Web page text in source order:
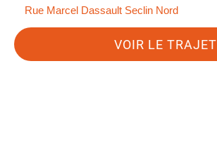
Rue Marcel Dassault Seclin Nord
VOIR LE TRAJET